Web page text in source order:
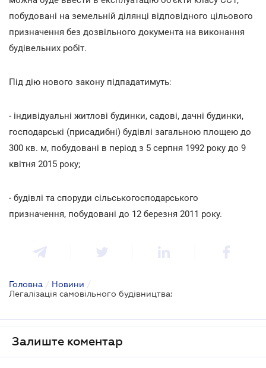
побудовані на земельній ділянці відповідного цільового
призначення без дозвільного документа на виконання
будівельних робіт.
Під дію нового закону підпадатимуть:
- індивідуальні житлові будинки, садові, дачні будинки,
господарські (присадибні) будівлі загальною площею до
300 кв. м, побудовані в період з 5 серпня 1992 року до 9
квітня 2015 року;
- будівлі та споруди сільськогосподарського
призначення, побудовані до 12 березня 2011 року.
Головна / Новини /
Легалізація самовільного будівництва:
Залиште коментар